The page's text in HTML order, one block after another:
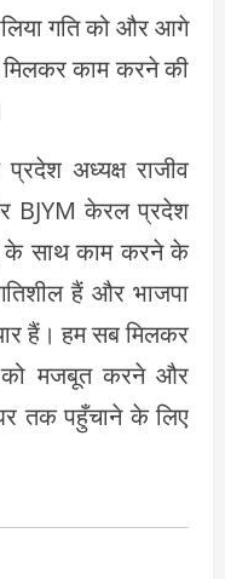
गति को और आगे
काम करने की
अध्यक्ष राजीव
BJYM केरल प्रदेश
के साथ काम करने के
हैं और भाजपा
हैं। हम सब मिलकर
को मजबूत करने और
तक पहुँचाने के लिए